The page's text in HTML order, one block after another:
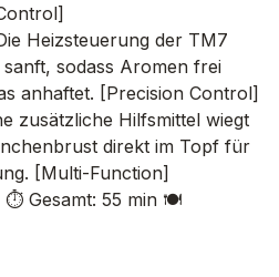
Heizsteuerung der TM7
sodass Aromen frei
anhaftet. [Precision Control]
zusätzliche Hilfsmittel wiegt
direkt im Topf für
[Multi-Function]
⏱️ Gesamt: 55 min 🍽️